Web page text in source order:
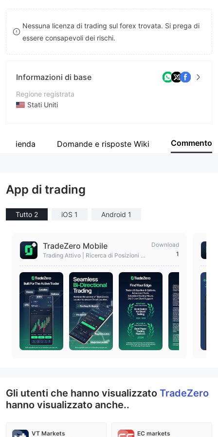
9
7
8
9
Nessuna licenza di trading sul forex trovata. Si prega di
essere consapevoli dei rischi.
Informazioni di base
Regione registrata
Stati Uniti
Azienda
Domande e risposte Wiki Commento
App di trading
Tutto 2 iOS 1 Android 1
TradeZero Mobile
Trading Attivo | Ricerca di Posizioni Sh
Download
1
Gli utenti che hanno visualizzato TradeZero
hanno visualizzato anche..
VT Markets EC markets